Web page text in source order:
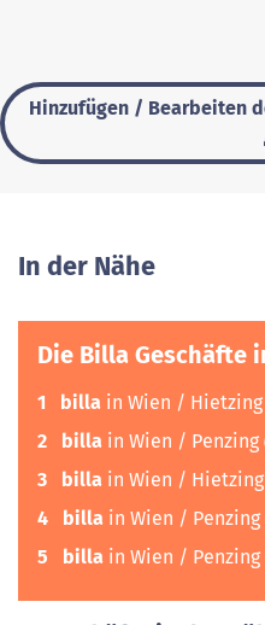
Hinzufügen / Bearbeiten
In der Nähe
Die Billa Geschäfte
1 billa in Wien / Hietzing
2 billa in Wien / Penzing
3 billa in Wien / Hietzing
4 billa in Wien / Penzing
5 billa in Wien / Penzing